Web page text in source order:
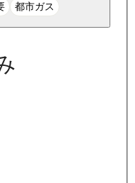
都市ガス